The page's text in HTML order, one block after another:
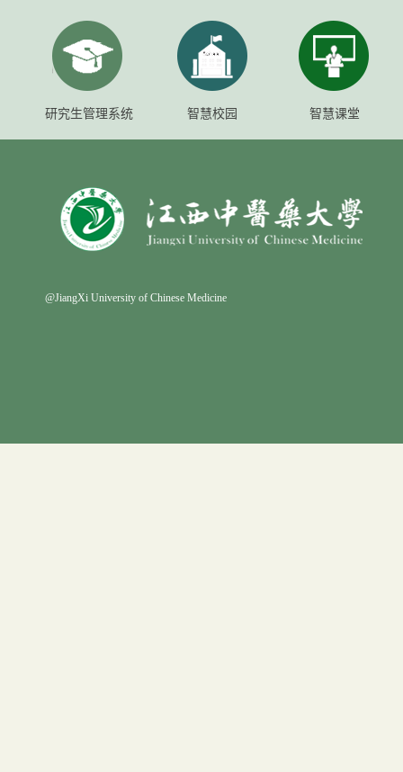
研究生管理系统 智慧校园 智慧课堂
@JiangXi University of Chinese Medicine